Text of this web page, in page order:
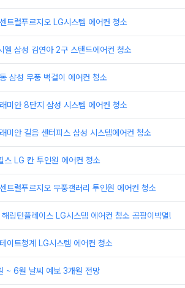
트럴푸르지오 LG시스템 에어컨 청소
엘 삼성 김연아 2구 스탠드에어컨 청소
삼성 무풍 벽걸이 에어컨 청소
미안 8단지 삼성 시스템 에어컨 청소
미안 길음 센터피스 삼성 시스템에어컨 청소
스 LG 칸 투인원 에어컨 청소
트럴푸르지오 무풍갤러리 투인원 에어컨 청소
링턴플레이스 LG시스템 에어컨 청소 곰팡이박멸!
이트청계 LG시스템 에어컨 청소
~ 6월 날씨 예보 3개월 전망